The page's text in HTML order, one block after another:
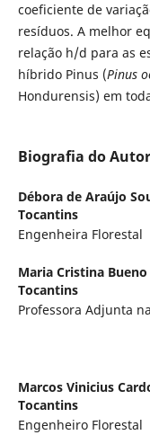
coeficiente de
resíduos. A melhor
relação h/d para as
híbrido Pinus (Pinus
Hondurensis) em
Biografia do Autor
Débora de Araújo
Tocantins
Engenheira Florestal
Maria Cristina Bueno
Tocantins
Professora Adjunta
Marcos Vinicius
Tocantins
Engenheiro Florestal